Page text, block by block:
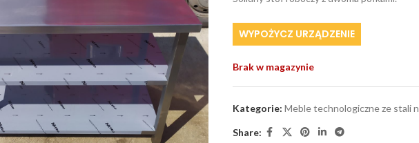
WYPOŻYCZ URZĄDZENIE
Brak w magazynie
Kategorie: Meble technologiczne ze stali
Share: